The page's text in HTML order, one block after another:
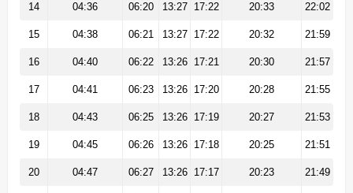
14 04:36 06:20 13:27 17:22 20:33 22:02
15 04:38 06:21 13:27 17:22 20:32 21:59
16 04:40 06:22 13:26 17:21 20:30 21:57
17 04:41 06:23 13:26 17:20 20:28 21:55
18 04:43 06:25 13:26 17:19 20:27 21:53
19 04:45 06:26 13:26 17:18 20:25 21:51
20 04:47 06:27 13:26 17:17 20:23 21:49